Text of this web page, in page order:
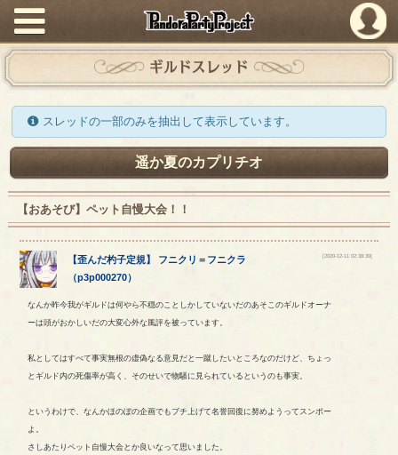
PandoraPartyProject
ギルドスレッド
スレッドの一部のみを抽出して表示しています。
遥か夏のカプリチオ
【おあそび】ペット自慢大会！！
【歪んだ杓子定規】 フニクリ ＝ フニクラ
（p3p000270）
[2020-12-11 02:38:39]
なんか昨今我がギルドは何やら不穏のことしかしていないだのあそこのギルドオーナ
ーは頭がおかしいだの大変心外な風評を被っています。
私としてはすべて事実無根の虚偽なる意見だと一蹴したいところなのだけど、ちょっ
とギルド内の死傷率が高く、そのせいで物騒に見られているというのも事実。
というわけで、なんかほのぼの企画でもブチ上げて名誉回復に努めようってスンポー
よ。
さしあたりペット自慢大会とか良いなって思いました。